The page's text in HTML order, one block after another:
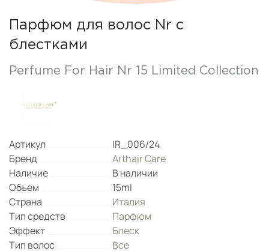
Парфюм для волос Nr с
блестками
Perfume For Hair Nr 15 Limited Collection
Артикул
IR_006/24
Бренд
Arthair Care
Наличие
В наличии
Объем
15ml
Страна
Италия
Тип средств
Парфюм
Эффект
Блеск
Тип волос
Все